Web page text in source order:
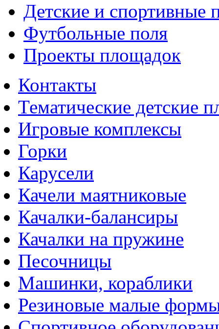
Детские и спортивные
Футбольные поля
Проекты площадок
Контакты
Тематические детские
Игровые комплексы
Горки
Карусели
Качели маятниковые
Качалки-балансиры
Качалки на пружине
Песочницы
Машинки, кораблики
Резиновые малые